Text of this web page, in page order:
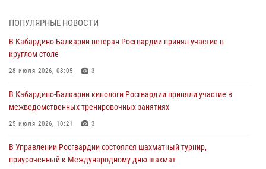
направлении
31 июля 2026, 09:22
генерала армии Виктора Золотова с заместителем полномочного
представителя Президента Российской Федерации в Северо-
Кавказском федеральном округе Виталием Кузнецовым
Управление Росгвардии по Кабардино-Балкарской Республике
ПОПУЛЯРНЫЕ НОВОСТИ
В Кабардино-Балкарии ветеран Росгвардии принял участие в
круглом столе
28 июля 2026, 08:05 3
В Кабардино-Балкарии кинологи Росгвардии приняли участие в
межведомственных тренировочных занятиях
25 июля 2026, 10:21 3
В Управлении Росгвардии состоялся шахматный турнир,
приуроченный к Международному дню шахмат